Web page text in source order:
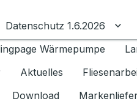
für Ratgeber
Datenschutz 1.6.2026
Wärmepumpe
Aktuelles
Download